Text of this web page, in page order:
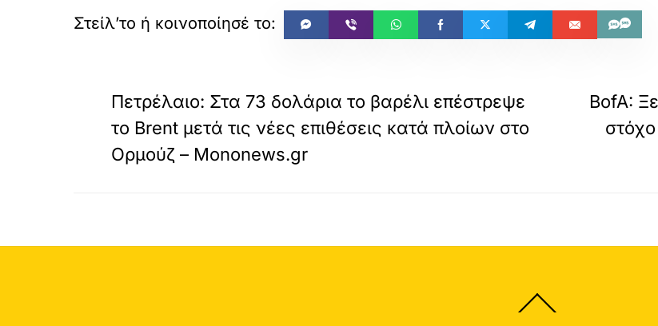
Πετρέλαιο: Στα 73 δολάρια το βαρέλι επέστρεψε
το Brent μετά τις νέες επιθέσεις κατά πλοίων στο
Ορμούζ – Mononews.gr
BofA:
Back
To